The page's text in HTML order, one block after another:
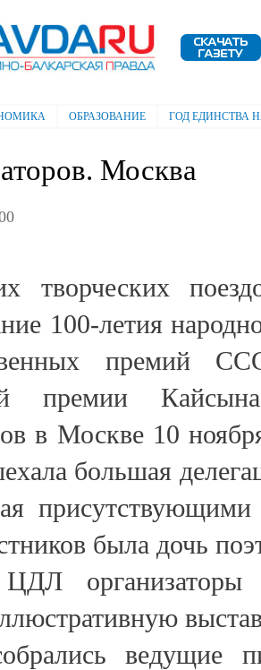
ОБРАЗОВАНИЕ ГОД ЕДИНСТВА
Москва
творческих
100-летия
премии
в Москве 10
большая
была дочь
организаторы
ведущие